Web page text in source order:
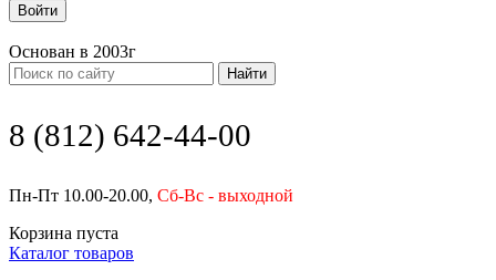
Войти
Основан в 2003г
Найти
8 (812) 642-44-00
Пн-Пт 10.00-20.00, Сб-Вс - выходной
Корзина пуста
Каталог товаров